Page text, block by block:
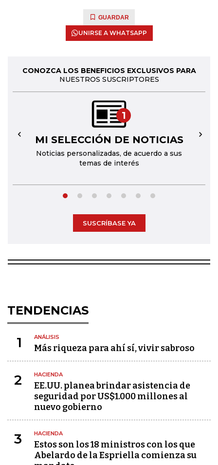
GUARDAR
UNIRSE A WHATSAPP
CONOZCA LOS BENEFICIOS EXCLUSIVOS PARA
NUESTROS SUSCRIPTORES
1
MI SELECCIÓN DE NOTICIAS
Noticias personalizadas, de acuerdo a sus
temas de interés
← →
SUSCRÍBASE YA
TENDENCIAS
1 ANÁLISIS
Más riqueza para ahí sí, vivir sabroso
2 HACIENDA
EE.UU. planea brindar asistencia de
seguridad por US$1.000 millones al
nuevo gobierno
3 HACIENDA
Estos son los 18 ministros con los que
Abelardo de la Espriella comienza su